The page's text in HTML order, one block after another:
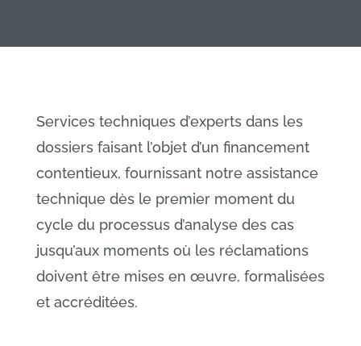
Services techniques d’experts dans les
dossiers faisant l’objet d’un financement
contentieux, fournissant notre assistance
technique dès le premier moment du
cycle du processus d’analyse des cas
jusqu’aux moments où les réclamations
doivent être mises en œuvre, formalisées
et accréditées.